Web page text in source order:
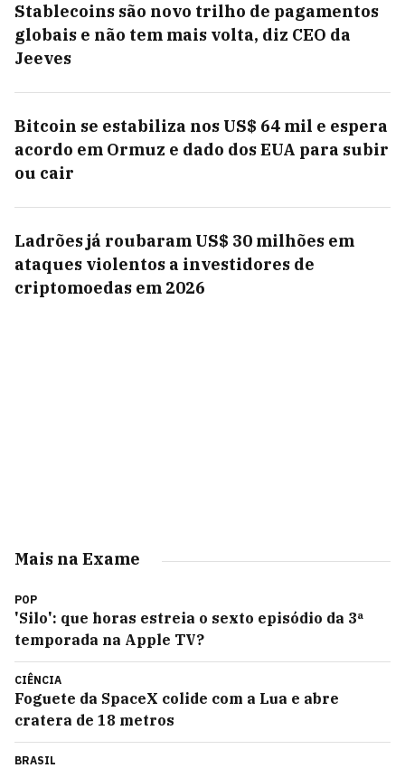
Stablecoins são novo trilho de pagamentos
globais e não tem mais volta, diz CEO da
Jeeves
Bitcoin se estabiliza nos US$ 64 mil e espera
acordo em Ormuz e dado dos EUA para subir
ou cair
Ladrões já roubaram US$ 30 milhões em
ataques violentos a investidores de
criptomoedas em 2026
Mais na Exame
POP
'Silo': que horas estreia o sexto episódio da 3ª
temporada na Apple TV?
CIÊNCIA
Foguete da SpaceX colide com a Lua e abre
cratera de 18 metros
BRASIL